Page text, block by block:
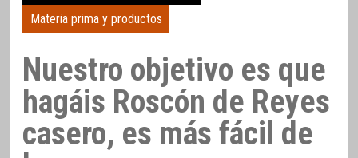
Materia prima y productos
Nuestro objetivo es que
hagáis Roscón de Reyes
casero, es más fácil de